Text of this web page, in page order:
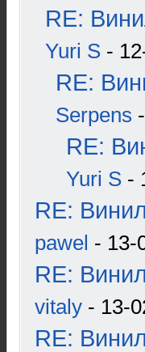
RE:
Yuri S -
RE:
Serpens
RE:
Yuri S -
RE:
pawel - 13-
RE:
vitaly - 13-
RE: